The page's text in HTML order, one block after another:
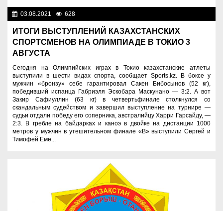
03.08.2021 628
ИТОГИ ВЫСТУПЛЕНИЙ КАЗАХСТАНСКИХ
СПОРТСМЕНОВ НА ОЛИМПИАДЕ В ТОКИО 3
АВГУСТА
Сегодня на Олимпийских играх в Токио казахстанские атлеты
выступили в шести видах спорта, сообщает Sports.kz. В боксе у
мужчин «бронзу» себе гарантировал Сакен Бибосынов (52 кг),
победивший испанца Габриэля Эскобара Маскунано — 3:2. А вот
Закир Сафиуллин (63 кг) в четвертьфинале столкнулся со
скандальным судейством и завершил выступление на турнире —
судьи отдали победу его соперника, австралийцу Харри Гарсайду, —
2:3. В гребле на байдарках и каноэ в двойке на дистанции 1000
метров у мужчин в утешительном финале «В» выступили Сергей и
Тимофей Еме...